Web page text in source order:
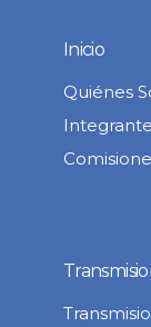
Inicio
Quiénes